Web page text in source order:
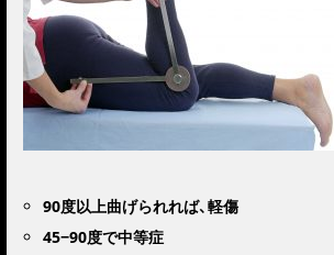
90度以上曲げられれば、軽傷
45−90度で中等症